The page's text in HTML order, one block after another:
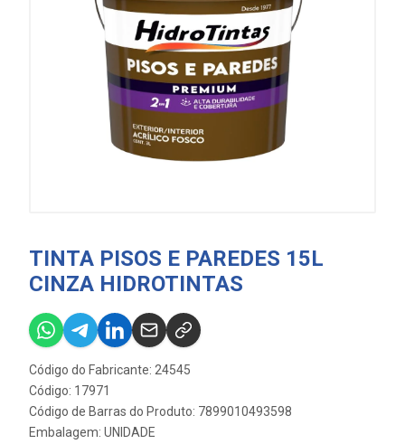
TINTA PISOS E PAREDES 15L
CINZA HIDROTINTAS
Código do Fabricante: 24545
Código: 17971
Código de Barras do Produto: 7899010493598
Embalagem: UNIDADE